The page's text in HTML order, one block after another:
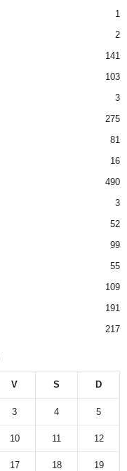
1
2
141
103
3
275
81
16
490
3
52
99
55
109
191
217
V S D
3 4 5
10 11 12
17 18 19